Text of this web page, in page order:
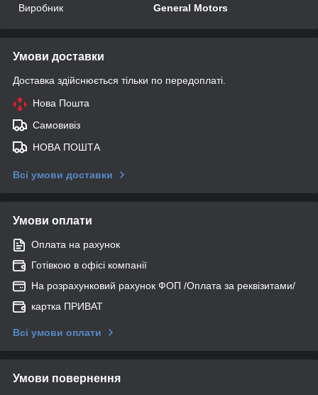
Виробник
General Motors
Умови доставки
Доставка здійснюється тільки по передоплаті.
Нова Пошта
Самовивіз
НОВА ПОШТА
Всі умови доставки
Умови оплати
Оплата на рахунок
Готівкою в офісі компанії
На розрахунковий рахунок ФОП /Оплата за реквізитами/
картка ПРИВАТ
Всі умови оплати
Умови повернення